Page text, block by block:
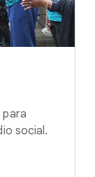
para
social.